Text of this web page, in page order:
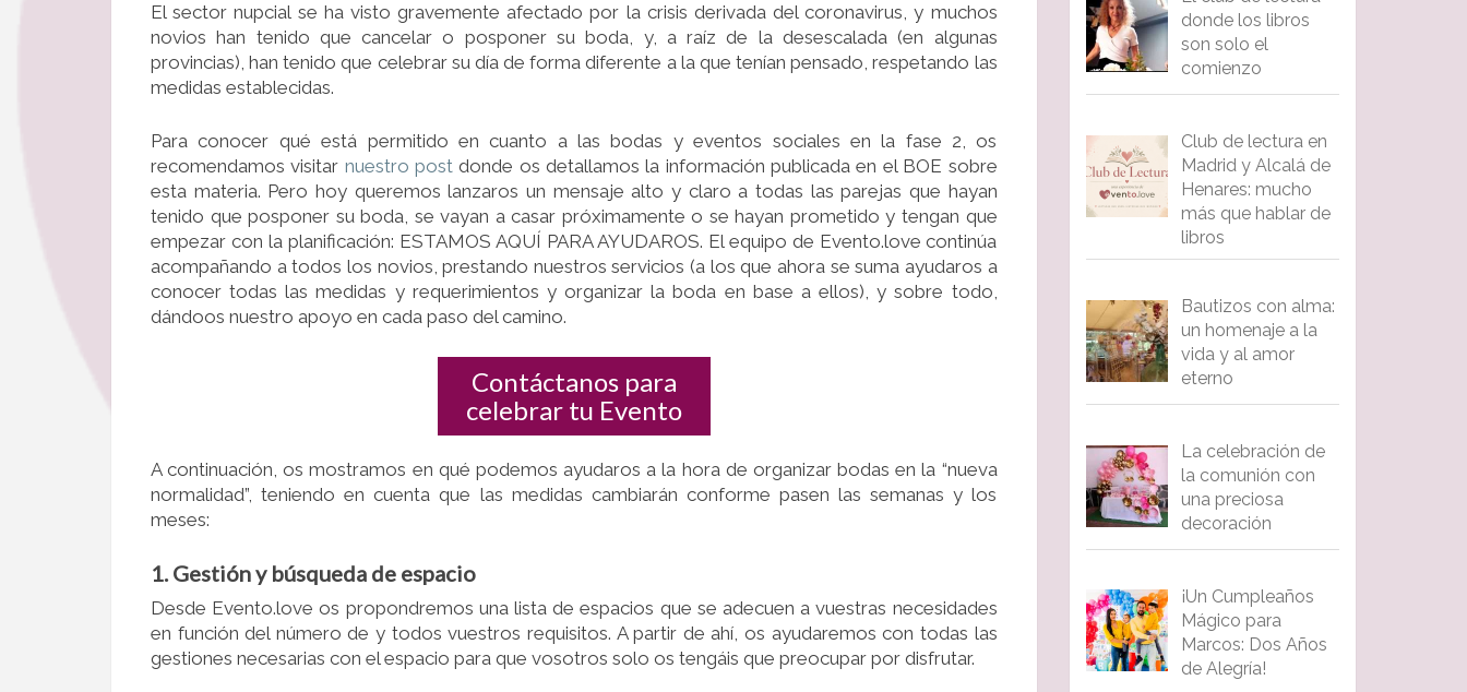
AYUDAMOS
A
ORGANIZAR
El sector nupcial se ha visto gravemente afectado por la crisis derivada del coronavirus, y muchos
novios han tenido que cancelar o posponer su boda, y, a raíz de la desescalada (en algunas
provincias), han tenido que celebrar su día de forma diferente a la que tenían pensado, respetando las
medidas establecidas.
Para conocer qué está permitido en cuanto a las bodas y eventos sociales en la fase 2, os
recomendamos visitar nuestro post donde os detallamos la información publicada en el BOE sobre
esta materia. Pero hoy queremos lanzaros un mensaje alto y claro a todas las parejas que hayan
tenido que posponer su boda, se vayan a casar próximamente o se hayan prometido y tengan que
empezar con la planificación: ESTAMOS AQUÍ PARA AYUDAROS. El equipo de Evento.love continúa
acompañando a todos los novios, prestando nuestros servicios (a los que ahora se suma ayudaros a
conocer todas las medidas y requerimientos y organizar la boda en base a ellos), y sobre todo,
dándoos nuestro apoyo en cada paso del camino.
Contáctanos para
celebrar tu Evento
A continuación, os mostramos en qué podemos ayudaros a la hora de organizar bodas en la “nueva
normalidad”, teniendo en cuenta que las medidas cambiarán conforme pasen las semanas y los
meses:
1. Gestión y búsqueda de espacio
Desde Evento.love os propondremos una lista de espacios que se adecuen a vuestras necesidades
en función del número de y todos vuestros requisitos. A partir de ahí, os ayudaremos con todas las
gestiones necesarias con el espacio para que vosotros solo os tengáis que preocupar por disfrutar.
donde los libros
son solo el
comienzo
Club de lectura en
Madrid y Alcalá de
Henares: mucho
más que hablar de
libros
Bautizos con alma:
un homenaje a la
vida y al amor
eterno
La celebración de
la comunión con
una preciosa
decoración
¡Un Cumpleaños
Mágico para
Marcos: Dos Años
de Alegría!